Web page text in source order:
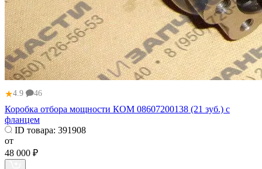
★4.9 46
Коробка отбора мощности КОМ 08607200138 (21 зуб.) с
фланцем
ID товара: 391908
от
48 000 ₽